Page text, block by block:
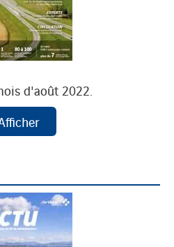
d'août 2022.